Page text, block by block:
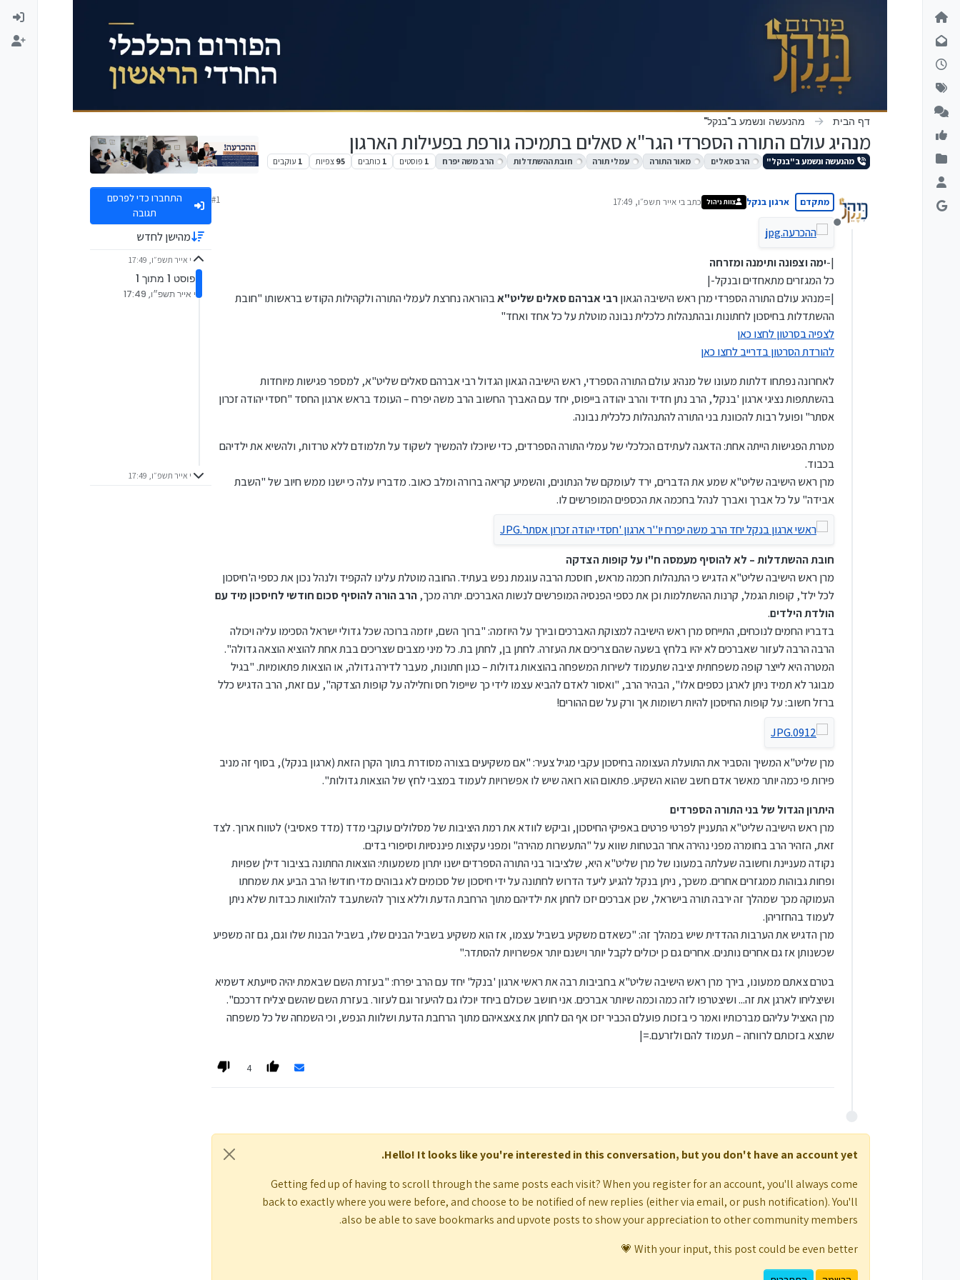
דילוג לתוכן
דף הבית מהנעשה ונשמע ב"בנקל"
מנהיג עולם התורה הספרדי הגר"א סאלים בתמיכה גורפת בפעילות הארגון
מהנעשה ונשמע ב"בנקל" הרב סאלים מאור התורה עמלי תורה חובת ההשתדלות הרב משה יפרח 1 פוסטים 1 כותבים 95 צפיות 1 עוקבים
מנותק
מתקדם ארגון בנקל צוות ניהול כתב בי אייר תשפ״ו, 17:49
נערך לאחרונה על ידי
#1
|-ימה וצפונה ותימנה ומזרחה
כל המגזרים מתאחדים ובנקל-|
|=מנהיג עולם התורה הספרדי מרן ראש הישיבה הגאוןרבי אברהם סאלים שליט"אבהוראה נחרצת לעמלי התורה ולקהילות הקודש בראשותו"חובת
ההשתדלות בחיסכון לחתונות ובהתנהלות כלכלית נבונה מוטלת על כל אחד ואחד"
לצפיה בסרטון לחצו כאן
להורדת הסרטון בדרייב לחצו כאן
לאחרונה נפתחו דלתות מעונו של מנהיג עולם התורה הספרדי, ראש הישיבה הגאון הגדול רבי אברהם סאלים שליט"א, למספר פגישות מיוחדות
בהשתתפות נציגי ארגון 'בנקל', הרב נתן חדיד והרב יהודה בייפוס, יחד עם האברך החשוב הרב משה יפרח – העומד בראש ארגון החסד "חסדי יהודה זכרון
אסתר" ופועל רבות להכוונת בני התורה להתנהלות כלכלית נבונה.
מטרת הפגישות הייתה אחת: הדאגה לעתידם הכלכלי של עמלי התורה הספרדים, כדי שיוכלו להמשיך לשקוד על תלמודם ללא טרדות, ולהשיא את ילדיהם
בכבוד.
מרן ראש הישיבה שליט"א שמע את הדברים, ירד לעומקם של הנתונים, והשמיע קריאה ברורה ומלב כאוב. מדבריו עלה כי ישנו ממש חיוב של "השבת
אבידה" על כל אברך ואברך לנהל בחכמה את הכספים המופרשים לו.
חובת ההשתדלות – לא להוסיף מעמסה ח"ו על קופות הצדקה
מרן ראש הישיבה שליט"א הדגיש כי התנהלות חכמה מראש, חוסכת הרבה עוגמת נפש בעתיד. החובה מוטלת עלינו להקפיד ולנהל נכון את כספי ה'חיסכון
לכל ילד', קופות הגמל, קרנות ההשתלמות וכן את כספי הפנסיה המופרשים לנשות האברכים. יתרה מכך, הרב הורה להוסיף סכום חודשי לחיסכון מיד עם
הולדת הילדים.
בדבריו החמים לנוכחים, התייחס מרן ראש הישיבה למצוקת האברכים ובירך על היוזמה:"ברוך השם, יוזמה ברוכה שכל גדולי ישראל הסכימו עליה ויכולה
הרבה הרבה לעזור שאברכים לא יהיו בלחץ בשעה שהם צריכים את העזרה. לחתן בן, לחתן בת. כל מיני מצבים שצריכים בבת אחת להוציא הוצאה גדולה".
המטרה היא לייצר קופה משפחתית יציבה שתעמוד לשירות המשפחה בהוצאות גדולות – כגון חתונות, מעבר לדירה גדולה, או הוצאות פתאומיות."בגיל
מבוגר לא תמיד ניתן לארגן כספים אלו", הבהיר הרב, "ואסור לאדם להביא עצמו לידי כך שייפול חס וחלילה על קופות הצדקה", עם זאת, הרב הדגיש כלל
ברזל חשוב: על קופות החיסכון להיות רשומות אך ורק על שם ההורים!
מרן שליט"א המשיך והסביר את התועלת העצומה בחיסכון עקבי מגיל צעיר:"אם משקיעים בצורה מסודרת בתוך הקרן הזאת (ארגון בנקל), בסוף זה מניב
פירות פי כמה יותר מאשר אדם חשב שהוא השקיע. פתאום הוא רואה שיש לו אפשרויות לעמוד במצבי לחץ של הוצאות גדולות".
היתרון הגדול של בני התורה הספרדים
מרן ראש הישיבה שליט"א התעניין לפרטי פרטים באפיקי החיסכון, וביקש לוודא את רמת היציבות של מסלולים עוקבי מדד (מדד פאסיבי) לטווח ארוך. לצד
זאת, הזהיר הרב בחומרה מפני נהירה אחר הבטחות שווא על "התעשרות מהירה" ומפני עקיצות פיננסיות וסיפורי בדים.
נקודה מעניינת וחשובה שעלתה במעונו של מרן שליט"א היא, שלציבור בני התורה הספרדים ישנו יתרון משמעותי: הוצאות החתונה בציבור דילן שפויות
ופחות גבוהות ממגזרים אחרים. משכך, ניתן בנקל להגיע ליעד הדרוש לחתונה על ידי חיסכון של סכומים לא גבוהים מדי חודש! הרב הביע את שמחתו
העמוקה מכך שמהלך זה ירבה תורה בישראל, שכן אברכים יזכו לחתן את ילדיהם מתוך הרחבת הדעת וללא צורך להשתעבד להלוואות כבדות שלא ניתן
לעמוד בהחזריהן.
מרן הדגיש את הערבות ההדדית שיש במהלך זה:"כשאדם משקיע בשביל עצמו, אז הוא משקיע בשביל הבנים שלו, בשביל הבנות שלו וגם, גם זה משפיע
שכשנותן אז גם אחרים נותנים. אחרים גם כן יכולים לקבל יותר וישנם יותר אפשרויות להסתדר."
בטרם צאתם ממעונו, בירך מרן ראש הישיבה שליט"א בחביבות רבה את ראשי ארגון 'בנקל' יחד עם הרב יפרח:"בעזרת השם שבאמת יהיה סייעתא דשמיא
ושיצליחו לארגן את זה... ושיצטרפו לזה כמה וכמה שיותר אברכים. אני חושב שכולם ביחד יוכלו גם להיעזר וגם לעזור. בעזרת השם שהשם יצליח דרככם".
מרן האציל עליהם מברכותיו ואמר כי בזכות פועלם הכביר יזכו אף הם לחתן את צאצאיהם מתוך הרחבת הדעת ושלוות הנפש, וכי השמחה של כל משפחה
שתצא בזכותם לרווחה – תעמוד להם ולזרעם.=|
4
Hello! It looks like you're interested in this conversation, but you don't have an account yet.
Getting fed up of having to scroll through the same posts each visit? When you register for an account, you'll always come
back to exactly where you were before, and choose to be notified of new replies (either via email, or push notification). You'll
also be able to save bookmarks and upvote posts to show your appreciation to other community members.
With your input, this post could be even better 💗
התחברו כדי לפרסם
תגובה
מהישן לחדש
י אייר תשפ״ו, 17:49
פוסט 1 מתוך 1
י אייר תשפ״ו, 17:49
י אייר תשפ״ו, 17:49